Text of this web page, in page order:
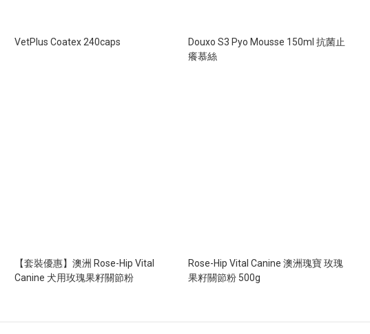
VetPlus Coatex 240caps
Douxo S3 Pyo Mousse 150ml 抗菌止
癢慕絲
【套裝優惠】澳洲 Rose-Hip Vital
Canine 犬用玫瑰果籽關節粉
Rose-Hip Vital Canine 澳洲瑰寶 玫瑰
果籽關節粉 500g